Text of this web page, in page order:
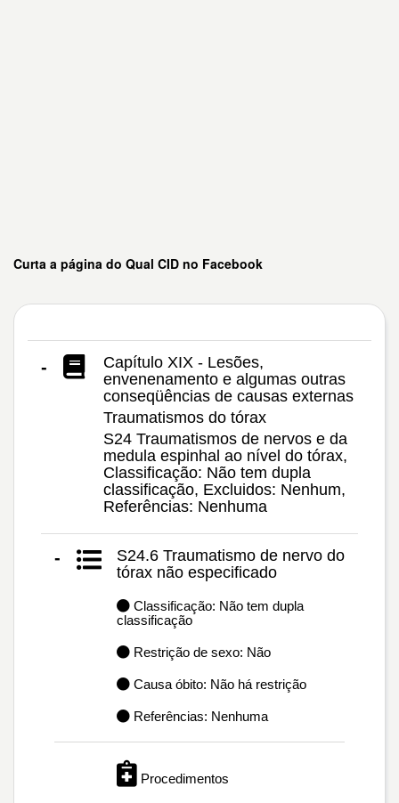
Curta a página do Qual CID no Facebook
-
Capítulo XIX - Lesões,
envenenamento e algumas outras
conseqüências de causas externas
Traumatismos do tórax
S24 Traumatismos de nervos e da
medula espinhal ao nível do tórax,
Classificação: Não tem dupla
classificação, Excluidos: Nenhum,
Referências: Nenhuma
-
S24.6 Traumatismo de nervo do
tórax não especificado
Classificação: Não tem dupla
classificação
Restrição de sexo: Não
Causa óbito: Não há restrição
Referências: Nenhuma
Procedimentos